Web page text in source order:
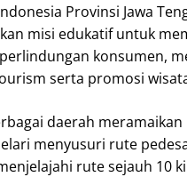
Provinsi Jawa
misi edukatif untuk
konsumen,
serta promosi
daerah
menyusuri rute
rute sejauh 10